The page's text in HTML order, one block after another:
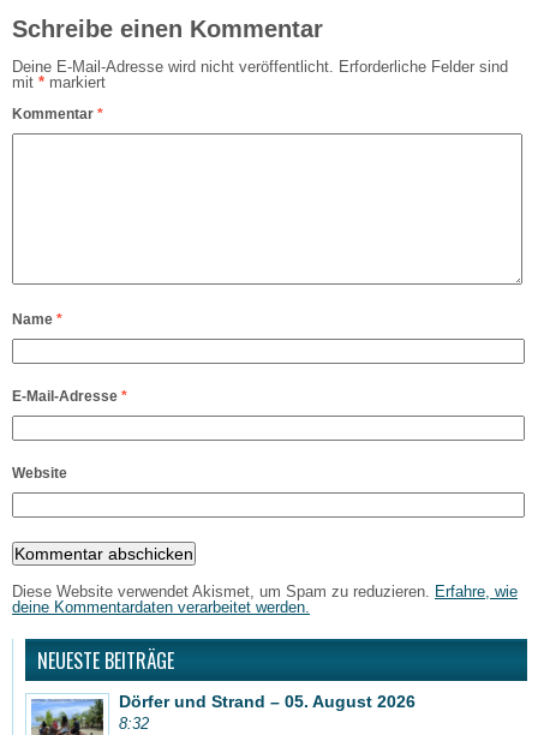
Schreibe einen Kommentar
Deine E-Mail-Adresse wird nicht veröffentlicht. Erforderliche Felder sind
mit * markiert
Kommentar *
Name *
E-Mail-Adresse *
Website
Diese Website verwendet Akismet, um Spam zu reduzieren. Erfahre, wie
deine Kommentardaten verarbeitet werden.
NEUESTE BEITRÄGE
Dörfer und Strand – 05. August 2026
8:32